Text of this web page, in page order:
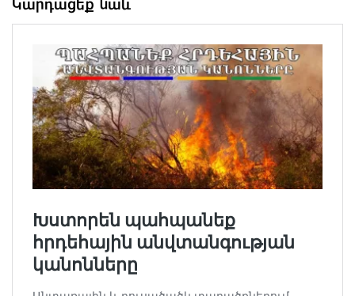
Կարդացեք նաև՝